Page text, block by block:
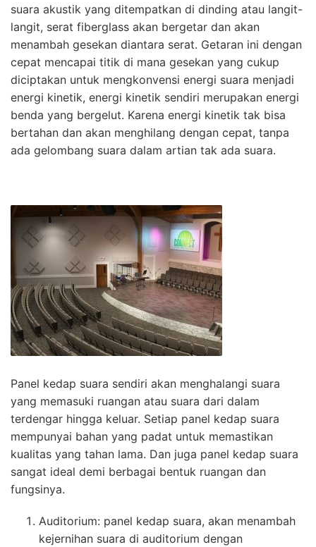
suara akustik yang ditempatkan di dinding atau langit-
langit, serat fiberglass akan bergetar dan akan
menambah gesekan diantara serat. Getaran ini dengan
cepat mencapai titik di mana gesekan yang cukup
diciptakan untuk mengkonvensi energi suara menjadi
energi kinetik, energi kinetik sendiri merupakan energi
benda yang bergelut. Karena energi kinetik tak bisa
bertahan dan akan menghilang dengan cepat, tanpa
ada gelombang suara dalam artian tak ada suara.
Panel kedap suara sendiri akan menghalangi suara
yang memasuki ruangan atau suara dari dalam
terdengar hingga keluar. Setiap panel kedap suara
mempunyai bahan yang padat untuk memastikan
kualitas yang tahan lama. Dan juga panel kedap suara
sangat ideal demi berbagai bentuk ruangan dan
fungsinya.
Auditorium: panel kedap suara, akan menambah
kejernihan suara di auditorium dengan